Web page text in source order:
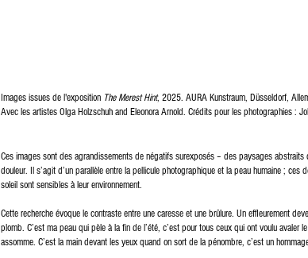
Images issues de l'exposition The Merest Hint, 2025. AURA Kunstraum, Düsseldorf,
Avec les artistes Olga Holzschuh and Eleonora Arnold. Crédits pour les photographies :
Ces images sont des agrandissements de négatifs surexposés – des paysages
douleur. Il s’agit d’un parallèle entre la pellicule photographique et la peau humaine ;
soleil sont sensibles à leur environnement.
Cette recherche évoque le contraste entre une caresse et une brûlure. Un effleurement
plomb. C’est ma peau qui pèle à la fin de l’été, c’est pour tous ceux qui ont voulu avaler
assomme. C’est la main devant les yeux quand on sort de la pénombre, c’est un